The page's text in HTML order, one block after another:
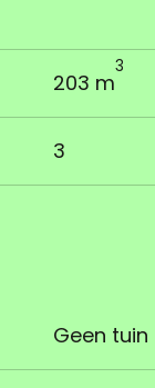
203 m
3
3
Geen tuin